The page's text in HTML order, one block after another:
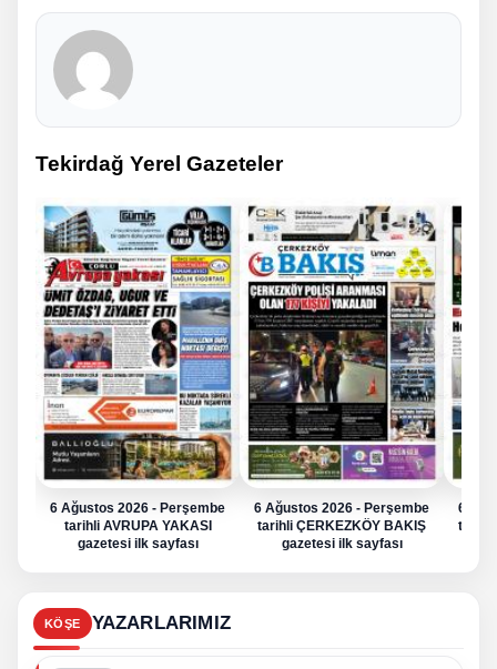
Tekirdağ Yerel Gazeteler
6 Ağustos 2026 - Perşembe
tarihli AVRUPA YAKASI
gazetesi ilk sayfası
6 Ağustos 2026 - Perşembe
tarihli ÇERKEZKÖY BAKIŞ
gazetesi ilk sayfası
6
tarihli
KÖŞE YAZARLARIMIZ